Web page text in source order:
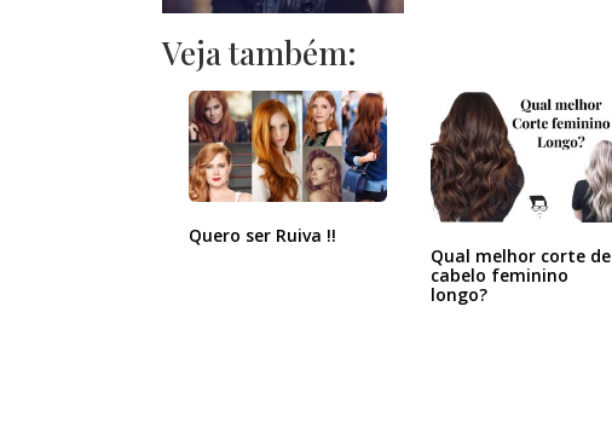
Veja também:
Quero ser Ruiva !!
Qual melhor corte de
cabelo feminino
longo?